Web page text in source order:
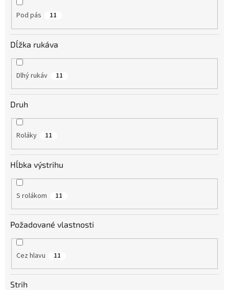
Pod pás 11
Dĺžka rukáva
Dlhý rukáv 11
Druh
Roláky 11
Hĺbka výstrihu
S rolákom 11
Požadované vlastnosti
Cez hlavu 11
Strih